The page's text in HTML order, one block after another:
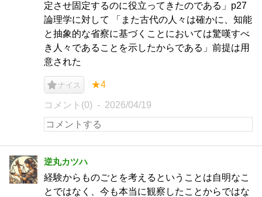
定させ固定するのに役立ってきたのである」p27
論理学に対して 「また古代の人々は確かに、知能
と抽象的な省察に基づくことにおいては驚嘆すべ
き人々であることを示したからである」前提は用
意された
ナイス ★4
コメント(0) 2026/04/19
逆丸カツハ
経験からものごとを考えるということは自明なこ
とではなく、今も本当に観察したことからではな